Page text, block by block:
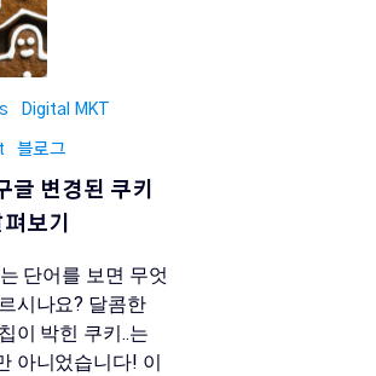
Digital MKT
블로그
글 변경된 쿠키
보기
단어를 보면 무엇
시나요? 달콤한
이 박힌 쿠키..는
아니었습니다! 이